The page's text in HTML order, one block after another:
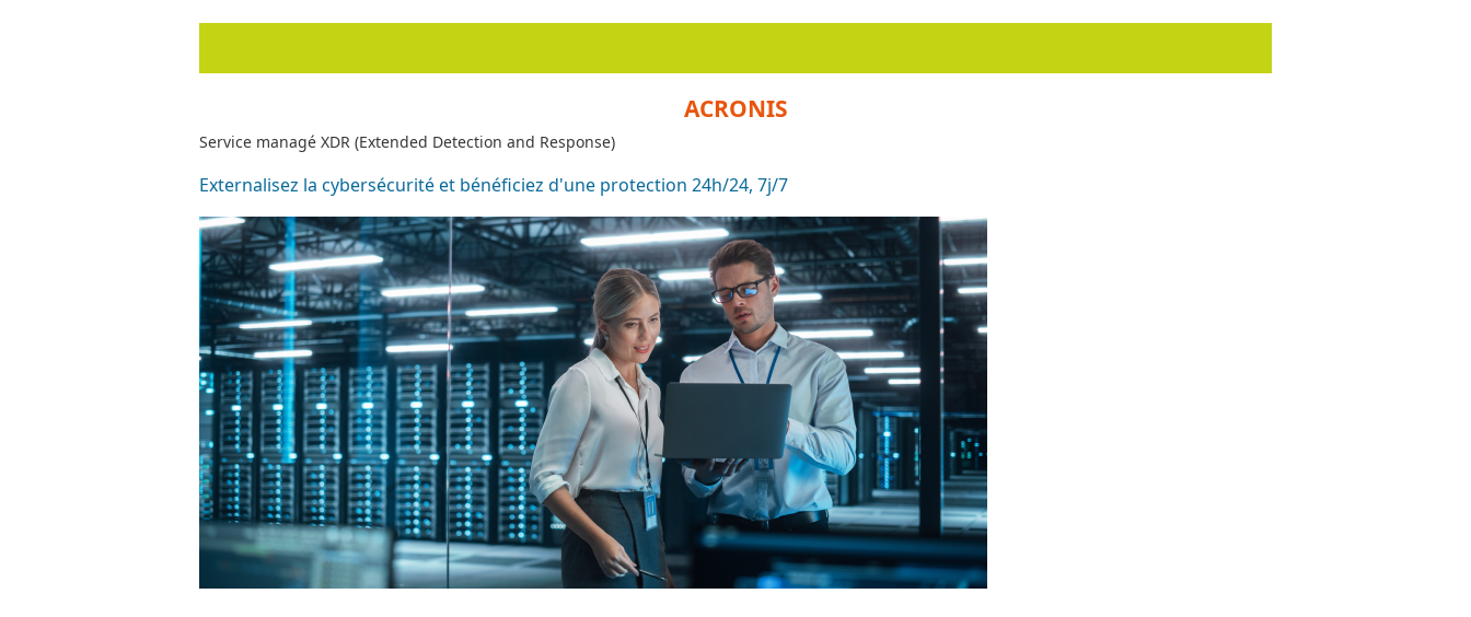
ACRONIS
Service managé XDR (Extended Detection and Response)
Externalisez la cybersécurité et bénéficiez d'une protection 24h/24, 7j/7